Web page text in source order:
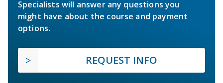
Specialists will answer any questions you
might have about the course and payment
options.
REQUEST INFO